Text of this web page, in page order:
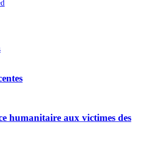
humanitaire aux victimes des